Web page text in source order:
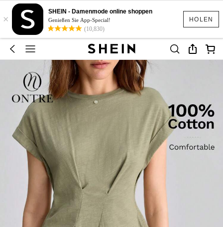
HOLEN
×
SHEIN - Damenmode online shoppen
Genießen Sie App-Special!
(10,830)